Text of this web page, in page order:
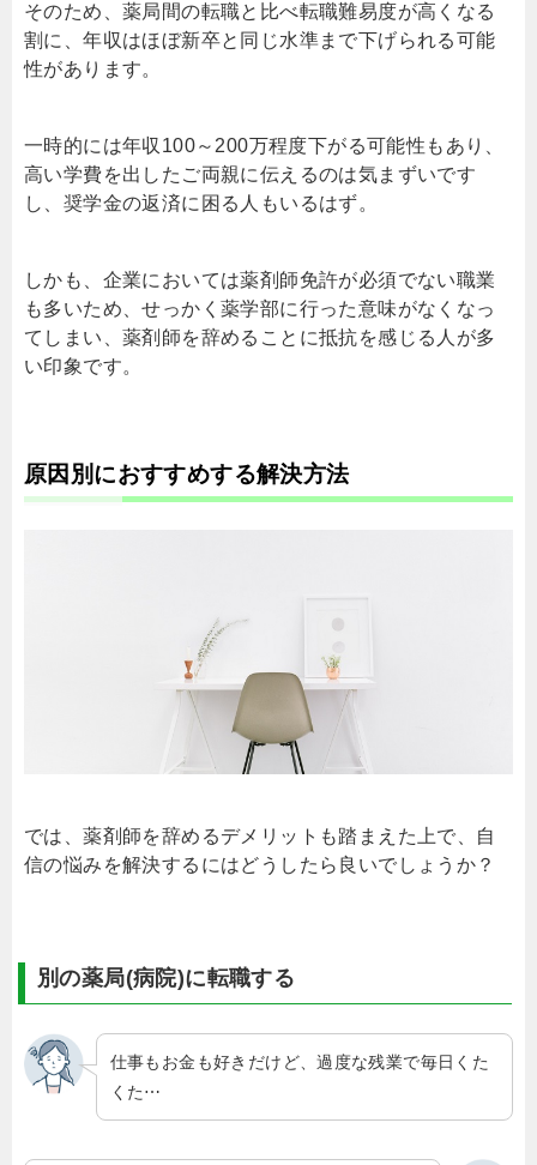
そのため、薬局間の転職と比べ転職難易度が高くなる
割に、年収はほぼ新卒と同じ水準まで下げられる可能
性があります。
一時的には年収100～200万程度下がる可能性もあり、
高い学費を出したご両親に伝えるのは気まずいです
し、奨学金の返済に困る人もいるはず。
しかも、企業においては薬剤師免許が必須でない職業
も多いため、せっかく薬学部に行った意味がなくなっ
てしまい、薬剤師を辞めることに抵抗を感じる人が多
い印象です。
原因別におすすめする解決方法
では、薬剤師を辞めるデメリットも踏まえた上で、自
信の悩みを解決するにはどうしたら良いでしょうか？
別の薬局(病院)に転職する
仕事もお金も好きだけど、過度な残業で毎日くた
くた⋯